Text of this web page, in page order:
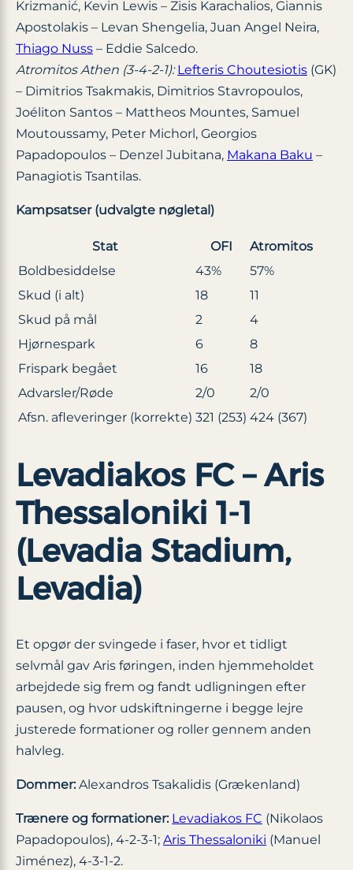
Krizmanić, Kevin Lewis – Zisis Karachalios, Giannis
Apostolakis – Levan Shengelia, Juan Angel Neira,
Thiago Nuss – Eddie Salcedo.
Atromitos Athen (3-4-2-1): Lefteris Choutesiotis (GK)
– Dimitrios Tsakmakis, Dimitrios Stavropoulos,
Joéliton Santos – Mattheos Mountes, Samuel
Moutoussamy, Peter Michorl, Georgios
Papadopoulos – Denzel Jubitana, Makana Baku –
Panagiotis Tsantilas.
Kampsatser (udvalgte nøgletal)
Stat OFI
Atromitos
Boldbesiddelse
43%
57%
Skud (i alt)
18
11
Skud på mål
2
4
Hjørnespark
6
8
Frispark begået
16
18
Advarsler/Røde
2/0
2/0
Afsn. afleveringer (korrekte) 321 (253) 424 (367)
Levadiakos FC – Aris
Thessaloniki 1-1
(Levadia Stadium,
Levadia)
Et opgør der svingede i faser, hvor et tidligt
selvmål gav Aris føringen, inden hjemmeholdet
arbejdede sig frem og fandt udligningen efter
pausen, og hvor udskiftningerne i begge lejre
justerede formationer og roller gennem anden
halvleg.
Dommer:Alexandros Tsakalidis (Grækenland)
Trænere og formationer: Levadiakos FC (Nikolaos
Papadopoulos), 4-2-3-1; Aris Thessaloniki (Manuel
Jiménez), 4-3-1-2.